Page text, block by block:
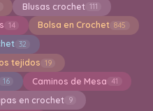
Blusas crochet 111
14 Bolsa en Crochet 845
32
tejidos 19
16 Caminos de Mesa 41
en crochet 9